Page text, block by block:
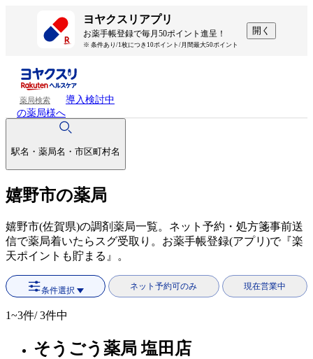
ヨヤクスリアプリ
お薬手帳登録で毎月50ポイント進呈！
※ 条件あり/1枚につき10ポイント/月間最大50ポイント
開く
薬局検索
導入検討中
の薬局様へ
駅名・薬局名・市区町村名
嬉野市の薬局
嬉野市(佐賀県)の調剤薬局一覧。ネット予約・処方箋事前送
信で薬局着いたらスグ受取り。お薬手帳登録(アプリ)で『楽
天ポイントも貯まる』。
条件選択 ネット予約可のみ 現在営業中
1~3件/ 3件中
そうごう薬局 塩田店